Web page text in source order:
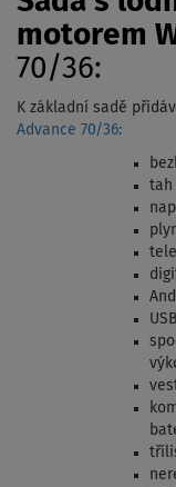
motorem
70/36:
K základní sadě
Advance 70/36:
tah